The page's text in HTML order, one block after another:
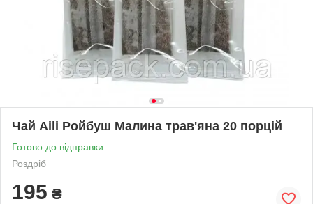
Чай Aili Ройбуш Малина трав'яна 20 порцій
Готово до відправки
Роздріб
195 ₴